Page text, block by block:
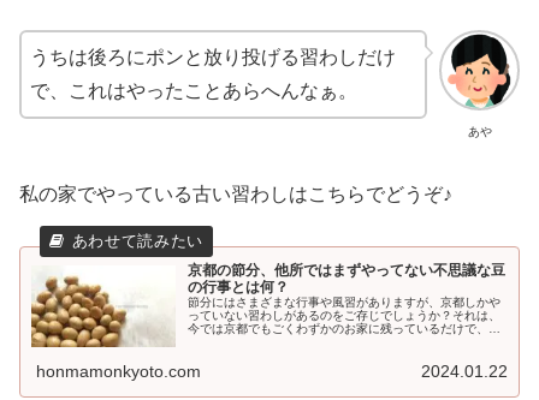
あや
うちは後ろにポンと放り投げる習わしだけ
で、これはやったことあらへんなぁ。
私の家でやっている古い習わしはこちらでどうぞ♪
京都の節分、他所ではまずやってない不思議な豆
の行事とは何？
節分にはさまざまな行事や風習がありますが、京都しかや
っていない習わしがあるのをご存じでしょうか？それは、
今では京都でもごくわずかのお家に残っているだけで、今
honmamonkyoto.com 2024.01.22